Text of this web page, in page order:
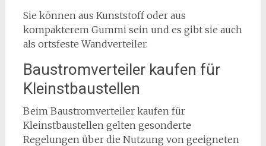
Sie können aus Kunststoff oder aus
kompakterem Gummi sein und es gibt sie auch
als ortsfeste Wandverteiler.
Baustromverteiler kaufen für
Kleinstbaustellen
Beim Baustromverteiler kaufen für
Kleinstbaustellen gelten gesonderte
Regelungen über die Nutzung von geeigneten